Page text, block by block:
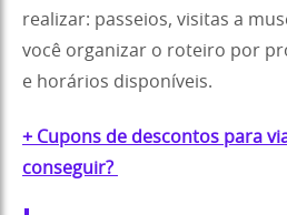
realizar: passeios, visitas a
você organizar o roteiro por
e horários disponíveis.
+ Cupons de descontos para
conseguir?